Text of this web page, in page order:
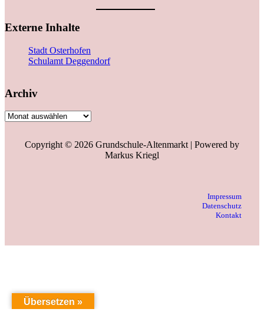
Externe Inhalte
Stadt Osterhofen
Schulamt Deggendorf
Archiv
Copyright © 2026 Grundschule-Altenmarkt | Powered by
Markus Kriegl
Impressum
Datenschutz
Kontakt
Übersetzen »